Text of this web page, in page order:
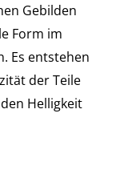
Gebilden
Form im
Es entstehen
der Teile
Helligkeit